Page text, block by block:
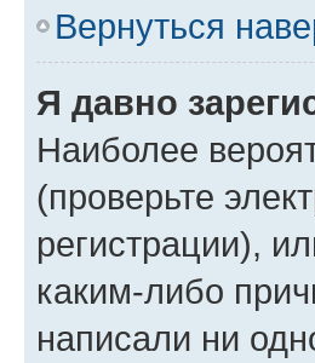
Вернуться
Я давно
Наиболее
(проверьте
регистрации),
каким-либо
написали ни